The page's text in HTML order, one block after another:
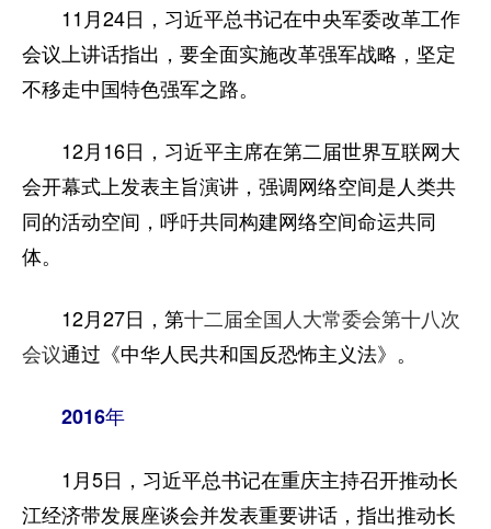
11月24日，习近平总书记在中央军委改革工作
会议上讲话指出，要全面实施改革强军战略，坚定
不移走中国特色强军之路。
12月16日，习近平主席在第二届世界互联网大
会开幕式上发表主旨演讲，强调网络空间是人类共
同的活动空间，呼吁共同构建网络空间命运共同
体。
12月27日，第十二届全国人大常委会第十八次
会议通过《中华人民共和国反恐怖主义法》。
2016年
1月5日，习近平总书记在重庆主持召开推动长
江经济带发展座谈会并发表重要讲话，指出推动长